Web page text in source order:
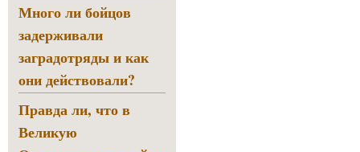
Много ли бойцов
задерживали
заградотряды и как
они действовали?
Правда ли, что в
Великую